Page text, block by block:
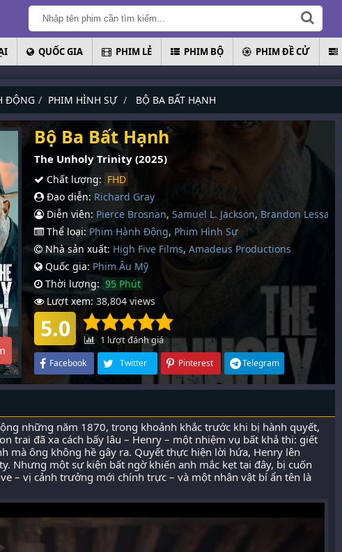
QUỐC GIA PHIM LẺ PHIM BỘ PHIM ĐỀ CỬ
ĐỘNG PHIM HÌNH SỰ BỘ BA BẤT HẠNH
Bộ Ba Bất Hạnh
The Unholy Trinity (2025)
Chất lượng: FHD
Đạo diễn: Richard Gray
Diễn viên: Pierce Brosnan, Samuel L. Jackson, Brandon Lessard
Thể loại: Phim Hành Động, Phim Hình Sự
Nhà sản xuất: High Five Films, Amadeus Productions
Quốc gia: Phim Âu Mỹ
Thời lượng: 95 Phút
Lượt xem: 38,804 views
5.0 1 lượt đánh giá
Facebook Twitter Pinterest Telegram
những năm 1870, trong khoảnh khắc trước khi bị hành quyết,
trai đã xa cách bấy lâu – Henry – một nhiệm vụ bất khả thi: giết
mà ông không hề gây ra. Quyết thực hiện lời hứa, Henry lên
Nhưng một sự kiện bất ngờ khiến anh mắc kẹt tại đây, bị cuốn
– vị cảnh trưởng mới chính trực – và một nhân vật bí ẩn tên là